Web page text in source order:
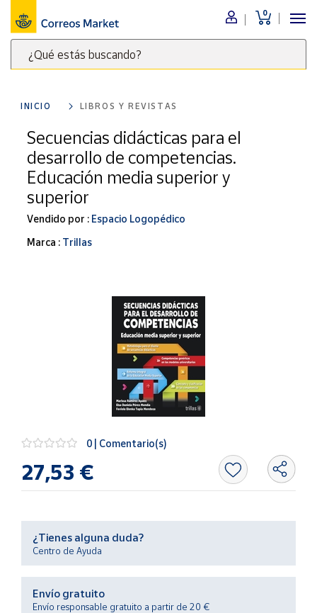
0
¿Qué estás buscando?
clave
para
buscar
productos
Correos
Market
Menú
Nuestro
catálogo
Alimentación
Bebidas
Ocio y cultura
Juguetes y
juegos
Libros y
Más
Bono
Nuestros
vendedores
Las
novedades
de Correos
Market
INICIO LIBROS Y REVISTAS
Secuencias didácticas para el
desarrollo de competencias.
Educación media superior y
superior
Vendido por : Espacio Logopédico
Marca : Trillas
0 | Comentario(s)
27,53 €
¿Tienes alguna duda?
Centro de Ayuda
Envío gratuito
Envío responsable gratuito a partir de 20 €